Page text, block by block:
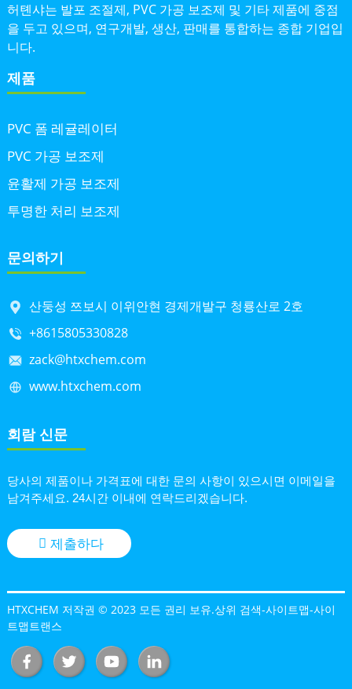
허톈샤는 발포 조절제, PVC 가공 보조제 및 기타 제품에 중점
을 두고 있으며, 연구개발, 생산, 판매를 통합하는 종합 기업입
니다.
제품
PVC 폼 레귤레이터
PVC 가공 보조제
윤활제 가공 보조제
투명한 처리 보조제
문의하기
산둥성 쯔보시 이위안현 경제개발구 청룡산로 2호
+8615805330828
zack@htxchem.com
www.htxchem.com
회람 신문
당사의 제품이나 가격표에 대한 문의 사항이 있으시면 이메일을
남겨주세요. 24시간 이내에 연락드리겠습니다.
제출하다
HTXCHEM 저작권 © 2023 모든 권리 보유.상위 검색-사이트맵-사이
트맵트랜스